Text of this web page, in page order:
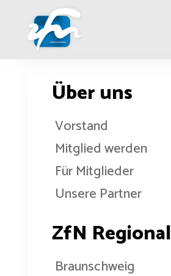
Über uns
Vorstand
Mitglied werden
Für Mitglieder
Unsere Partner
ZfN Regional
Braunschweig